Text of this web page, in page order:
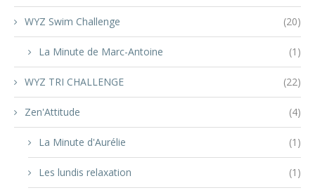
WYZ Swim Challenge (20)
La Minute de Marc-Antoine (1)
WYZ TRI CHALLENGE (22)
Zen'Attitude (4)
La Minute d'Aurélie (1)
Les lundis relaxation (1)